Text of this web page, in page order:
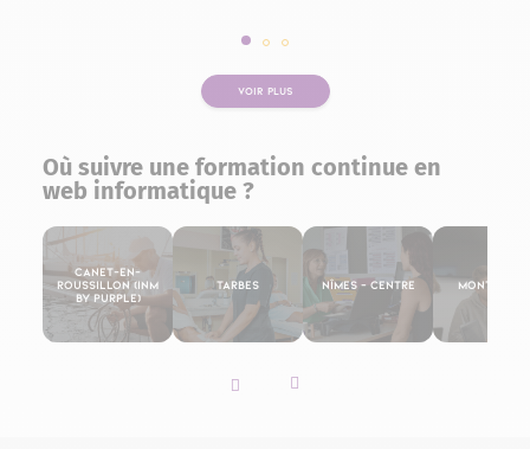
Slide 1 sur 3
Slide 2 sur 3
Slide 3 sur 3
VOIR PLUS
Où suivre une formation continue en
web informatique ?
Slider vers la gauche
Canet-en-
Roussillon (INM
By Purple)
Tarbes Nîmes – Centre
Slider vers la droite